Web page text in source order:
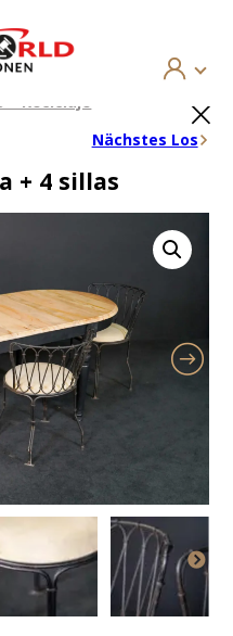
– Reciclaje
Nächstes Los
+ 4 sillas
×